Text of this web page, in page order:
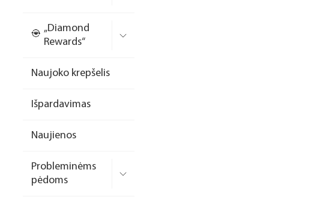
formelės/priedai
Dildės
Įrankiai
Laufwunder pėdų priežiūra
„Diamond
Rewards“
Naujoko krepšelis
Išpardavimas
Naujienos
Probleminėms
pėdoms